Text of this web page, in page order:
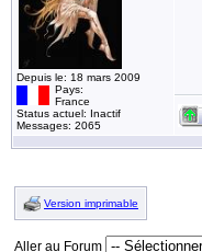
Depuis le: 18 mars 2009
Pays:
France
Status actuel: Inactif
Messages: 2065
Version imprimable
Aller au Forum